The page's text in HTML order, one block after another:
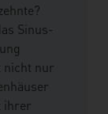
Sinus-
nicht nur
ihrer